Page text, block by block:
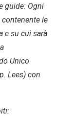
guide: Ogni
le
e su cui sarà
Unico
Lees) con